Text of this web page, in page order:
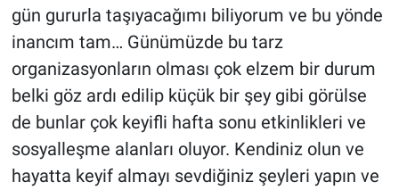
gün gururla taşıyacağımı biliyorum ve bu yönde
inancım tam… Günümüzde bu tarz
organizasyonların olması çok elzem bir durum
belki göz ardı edilip küçük bir şey gibi görülse
de bunlar çok keyifli hafta sonu etkinlikleri ve
sosyalleşme alanları oluyor. Kendiniz olun ve
hayatta keyif almayı sevdiğiniz şeyleri yapın ve